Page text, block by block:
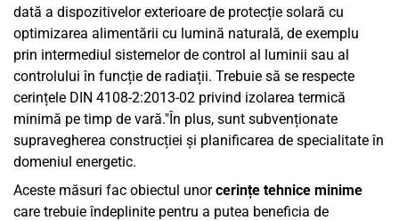
dată a dispozitivelor exterioare de protecție solară cu
optimizarea alimentării cu lumină naturală, de exemplu
prin intermediul sistemelor de control al luminii sau al
controlului în funcție de radiații. Trebuie să se respecte
cerințele DIN 4108-2:2013-02 privind izolarea termică
minimă pe timp de vară."În plus, sunt subvenționate
supravegherea construcției și planificarea de specialitate în
domeniul energetic.
Aceste măsuri fac obiectul unorcerințe tehnice minime
care trebuie îndeplinite pentru a putea beneficia de